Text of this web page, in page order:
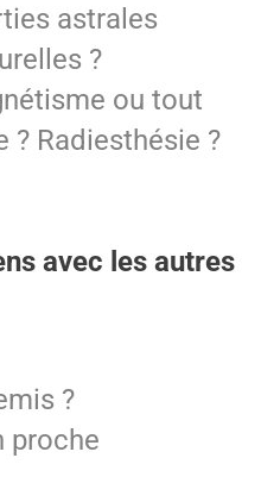
astrales
?
ou tout
? Radiesthésie ?
avec les autres
?
proche